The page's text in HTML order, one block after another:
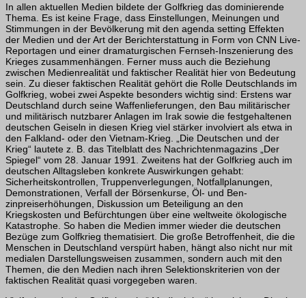
In allen aktuellen Medien bildete der Golfkrieg das dominierende
Thema. Es ist keine Frage, dass Einstellungen, Meinungen und
Stimmungen in der Bevölkerung mit den agenda setting Effekten
der Medien und der Art der Berichterstattung in Form von CNN Live-
Reportagen und einer dramaturgischen Fernseh-Inszenierung des
Krieges zusammenhängen. Ferner muss auch die Beziehung
zwischen Medienrealität und faktischer Realität hier von Bedeutung
sein. Zu dieser faktischen Realität gehört die Rolle Deutschlands im
Golfkrieg, wobei zwei Aspekte besonders wichtig sind: Ers­tens war
Deutschland durch seine Waffenlieferungen, den Bau militärischer
und mi­litärisch nutzbarer Anlagen im Irak sowie die festgehaltenen
deutschen Geiseln in diesen Krieg viel stärker involviert als etwa in
den Falkland- oder den Vietnam-Krieg. „Die Deutschen und der
Krieg“ lautete z. B. das Titelblatt des Nachrichtenmagazins „Der
Spiegel“ vom 28. Januar 1991. Zweitens hat der Golfkrieg auch im
deutschen Alltagsleben konkrete Auswirkungen gehabt:
Sicherheitskontrollen, Truppenverle­gungen, Notfallplanungen,
Demonstrationen, Verfall der Börsenkurse, Öl- und Ben­
zinpreiserhöhungen, Diskussion um Beteiligung an den
Kriegskosten und Befürch­tungen über eine weltweite ökologische
Katastrophe. So haben die Medien immer wieder die deutschen
Bezüge zum Golfkrieg thematisiert. Die große Betroffenheit, die die
Menschen in Deutschland verspürt haben, hängt also nicht nur mit
medialen Darstellungsweisen zusammen, sondern auch mit den
Themen, die den Medien nach ihren Selektionskriterien von der
faktischen Realität quasi vorgegeben waren.